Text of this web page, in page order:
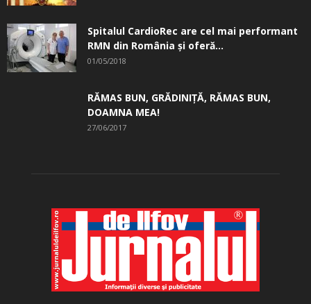
Spitalul CardioRec are cel mai performant
RMN din România și oferă...
01/05/2018
RĂMAS BUN, GRĂDINIŢĂ, ­RĂMAS BUN,
DOAMNA MEA!
27/06/2017